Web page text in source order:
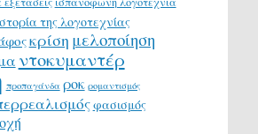
της λογοτεχνίας
κρίση μελοποίηση
ντοκυμαντέρ
προπαγάνδα ροκ ρομαντισμός
φασισμός